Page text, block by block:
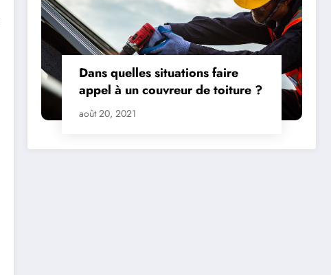
Dans quelles situations faire
appel à un couvreur de toiture ?
août 20, 2021